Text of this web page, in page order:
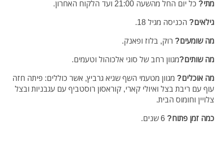
מתי? כל יום החל מהשעה 21:00 ועד הלקוח האחרון.
גילאים? הכניסה מגיל 18.
מה שומעים? רוק, בלוז ופאנק.
מה שותים?מגוון רחב של סוגי אלכוהול וטעמים.
מה אוכלים? מגוון מטעמי השף שגיא גרביץ, אשר כוללים: פיתה חזה
עוף עם ריבת בצל ואיולי קארי, קוראסון רוסטביף עם עגבניות ובצל
צלויין וחומוס הבית.
כמה זמן פתוח?